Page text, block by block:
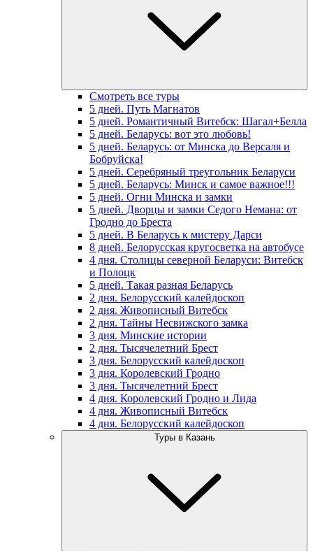
Смотреть все туры
5 дней. Путь Магнатов
5 дней. Романтичный Витебск: Шагал+Белла
5 дней. Беларусь: вот это любовь!
5 дней. Беларусь: от Минска до Версаля и
Бобруйска!
5 дней. Серебряный треугольник Беларуси
5 дней. Беларусь: Минск и самое важное!!!
5 дней. Огни Минска и замки
5 дней. Дворцы и замки Седого Немана: от
Гродно до Бреста
5 дней. В Беларусь к мистеру Дарси
8 дней. Белорусская кругосветка на автобусе
4 дня. Столицы северной Беларуси: Витебск
и Полоцк
5 дней. Такая разная Беларусь
2 дня. Белорусский калейдоскоп
2 дня. Живописный Витебск
2 дня. Тайны Несвижского замка
3 дня. Минские истории
2 дня. Тысячелетний Брест
3 дня. Белорусский калейдоскоп
3 дня. Королевский Гродно
3 дня. Тысячелетний Брест
4 дня. Королевский Гродно и Лида
4 дня. Живописный Витебск
4 дня. Белорусский калейдоскоп
Туры в Казань